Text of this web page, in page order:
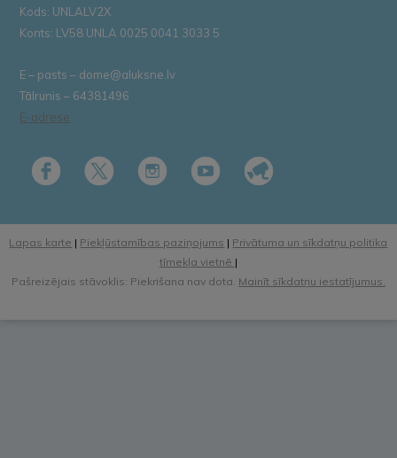
Kods: UNLALV2X
Konts: LV58 UNLA 0025 0041 3033 5
E – pasts – dome@aluksne.lv
Tālrunis – 64381496
E-adrese
Lapas karte | Piekļūstamības paziņojums | Privātuma un sīkdatņu politika
tīmekļa vietnē |
Pašreizējais stāvoklis: Piekrišana nav dota. Mainīt sīkdatņu iestatījumus.